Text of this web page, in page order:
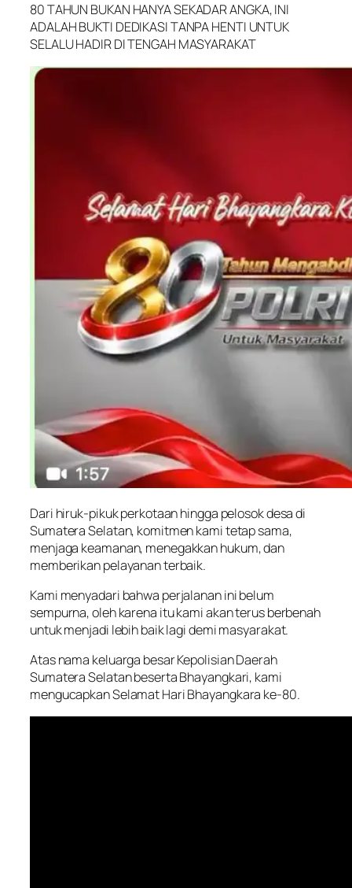
80 TAHUN BUKAN HANYA SEKADAR ANGKA, INI
ADALAH BUKTI DEDIKASI TANPA HENTI UNTUK
SELALU HADIR DI TENGAH MASYARAKAT
Dari hiruk-pikuk perkotaan hingga pelosok desa di
Sumatera Selatan, komitmen kami tetap sama,
menjaga keamanan, menegakkan hukum, dan
memberikan pelayanan terbaik.
Kami menyadari bahwa perjalanan ini belum
sempurna, oleh karena itu kami akan terus berbenah
untuk menjadi lebih baik lagi demi masyarakat.
Atas nama keluarga besar Kepolisian Daerah
Sumatera Selatan beserta Bhayangkari, kami
mengucapkan Selamat Hari Bhayangkara ke-80.